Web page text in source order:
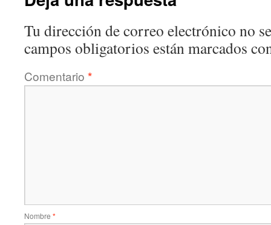
Tu dirección de correo electrónico no
campos obligatorios están marcados
Comentario *
Nombre *